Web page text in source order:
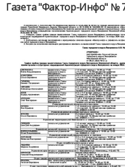
Газета "Фактор-Инфо" №